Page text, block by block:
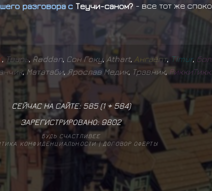
разговора с Теучи-саном? - все тот же
, Тварь Raddan Сон Гоку, Athart, Ангаёпт, Timur, бол
нчик, Мататаби, Ярослав Медик, Травник, РиккиТикк
СЕЙЧАС НА САЙТЕ: 585 (1+584)
ЗАРЕГИСТРИРОВАНО: 9802
БУДЬ СЧАСТЛИВЕЕ
КОНФИДЕНЦИАЛЬНОСТИ|ДОГОВОР ОФЕРТЫ